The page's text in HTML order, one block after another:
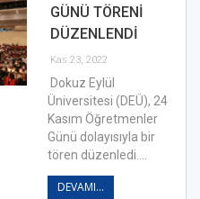
GÜNÜ TÖRENİ
DÜZENLENDİ
Kas 23, 2022
Dokuz Eylül
Üniversitesi (DEÜ), 24
Kasım Öğretmenler
Günü dolayısıyla bir
tören düzenledi.…
DEVAMI...